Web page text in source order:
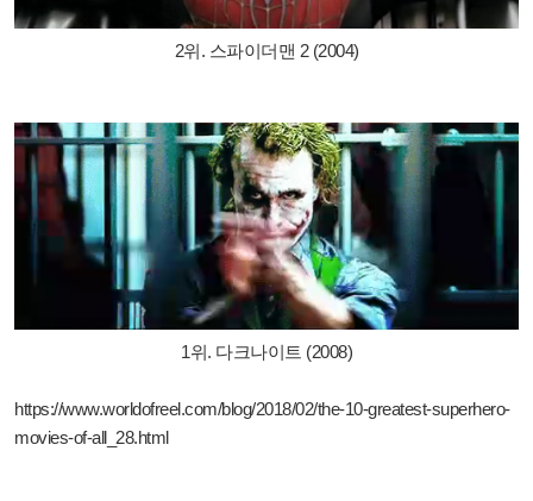
2위. 스파이더맨 2 (2004)
1위. 다크나이트 (2008)
https://www.worldofreel.com/blog/2018/02/the-10-greatest-superhero-
movies-of-all_28.html